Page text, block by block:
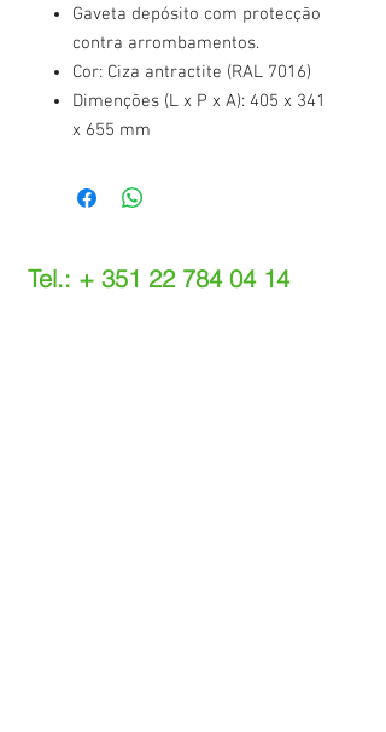
Gaveta depósito com protecção
contra arrombamentos.
Cor: Ciza antractite (RAL 7016)
Dimenções (L x P x A): 405 x 341
x 655 mm
Tel.: + 351 22 784 04 14